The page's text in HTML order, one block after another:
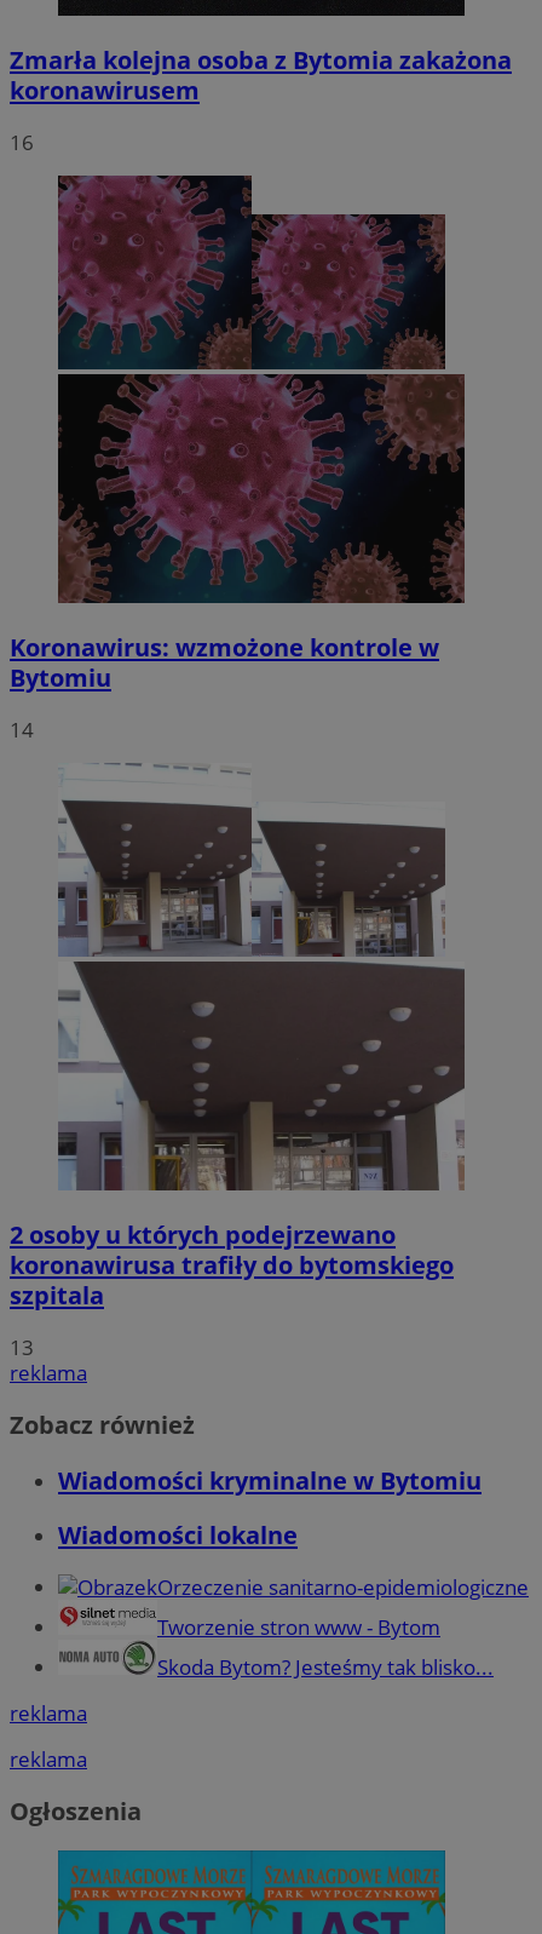
Zmarła kolejna osoba z Bytomia zakażona
koronawirusem
16
Koronawirus: wzmożone kontrole w
Bytomiu
14
2 osoby u których podejrzewano
koronawirusa trafiły do bytomskiego
szpitala
13
reklama
Zobacz również
Wiadomości kryminalne w Bytomiu
Wiadomości lokalne
Orzeczenie sanitarno-epidemiologiczne
Tworzenie stron www - Bytom
Skoda Bytom? Jesteśmy tak blisko...
reklama
reklama
Ogłoszenia